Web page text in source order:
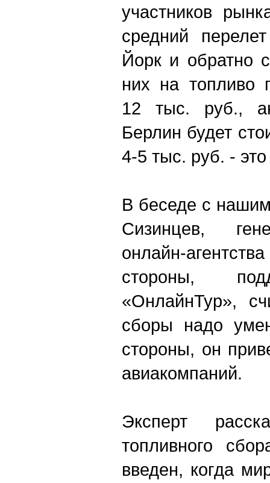
участников
средний
Йорк и обратно
них на топливо
12 тыс. руб.,
Берлин будет
4-5 тыс. руб. -
В беседе с
Сизинцев,
онлайн-
стороны,
«ОнлайнТур»,
сборы надо
стороны, он
авиакомпаний.
Эксперт
топливного
введен, когда